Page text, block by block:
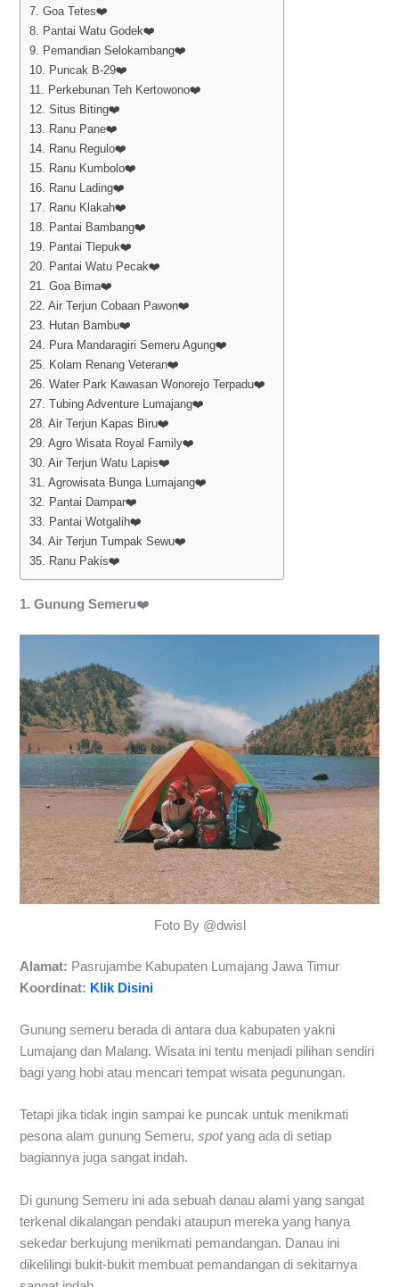
7. Goa Tetes❤️
8. Pantai Watu Godek❤️
9. Pemandian Selokambang❤️
10. Puncak B-29❤️
11. Perkebunan Teh Kertowono❤️
12. Situs Biting❤️
13. Ranu Pane❤️
14. Ranu Regulo❤️
15. Ranu Kumbolo❤️
16. Ranu Lading❤️
17. Ranu Klakah❤️
18. Pantai Bambang❤️
19. Pantai Tlepuk❤️
20. Pantai Watu Pecak❤️
21. Goa Bima❤️
22. Air Terjun Cobaan Pawon❤️
23. Hutan Bambu❤️
24. Pura Mandaragiri Semeru Agung❤️
25. Kolam Renang Veteran❤️
26. Water Park Kawasan Wonorejo Terpadu❤️
27. Tubing Adventure Lumajang❤️
28. Air Terjun Kapas Biru❤️
29. Agro Wisata Royal Family❤️
30. Air Terjun Watu Lapis❤️
31. Agrowisata Bunga Lumajang❤️
32. Pantai Dampar❤️
33. Pantai Wotgalih❤️
34. Air Terjun Tumpak Sewu❤️
35. Ranu Pakis❤️
1. Gunung Semeru❤️
Foto By @dwisl
Alamat: Pasrujambe Kabupaten Lumajang Jawa Timur
Koordinat: Klik Disini
Gunung semeru berada di antara dua kabupaten yakni
Lumajang dan Malang. Wisata ini tentu menjadi pilihan sendiri
bagi yang hobi atau mencari tempat wisata pegunungan.
Tetapi jika tidak ingin sampai ke puncak untuk menikmati
pesona alam gunung Semeru,spotyang ada di setiap
bagiannya juga sangat indah.
Di gunung Semeru ini ada sebuah danau alami yang sangat
terkenal dikalangan pendaki ataupun mereka yang hanya
sekedar berkujung menikmati pemandangan. Danau ini
dikelilingi bukit-bukit membuat pemandangan di sekitarnya